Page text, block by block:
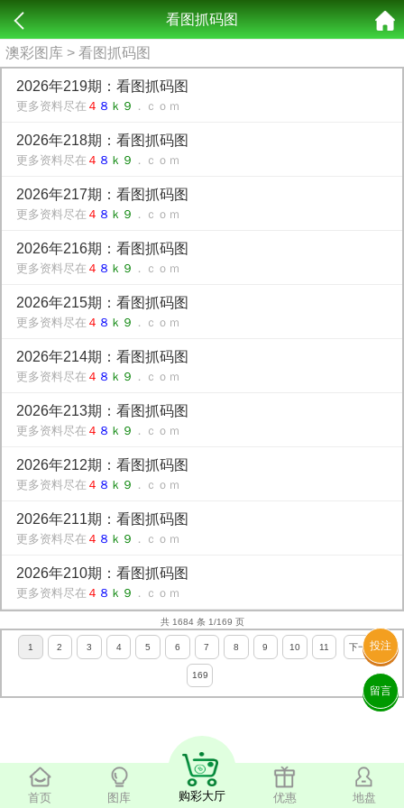
首页 图库 购彩大厅 优惠 地盘
投注
留言
看图抓码图
澳彩图库 > 看图抓码图
2026年219期：看图抓码图
更多资料尽在 ４ ８ ｋ９ ．ｃｏｍ
2026年218期：看图抓码图
更多资料尽在 ４ ８ ｋ９ ．ｃｏｍ
2026年217期：看图抓码图
更多资料尽在 ４ ８ ｋ９ ．ｃｏｍ
2026年216期：看图抓码图
更多资料尽在 ４ ８ ｋ９ ．ｃｏｍ
2026年215期：看图抓码图
更多资料尽在 ４ ８ ｋ９ ．ｃｏｍ
2026年214期：看图抓码图
更多资料尽在 ４ ８ ｋ９ ．ｃｏｍ
2026年213期：看图抓码图
更多资料尽在 ４ ８ ｋ９ ．ｃｏｍ
2026年212期：看图抓码图
更多资料尽在 ４ ８ ｋ９ ．ｃｏｍ
2026年211期：看图抓码图
更多资料尽在 ４ ８ ｋ９ ．ｃｏｍ
2026年210期：看图抓码图
更多资料尽在 ４ ８ ｋ９ ．ｃｏｍ
共 1684 条 1/169 页
1 2 3 4 5 6 7 8 9 10 11 下一页
169